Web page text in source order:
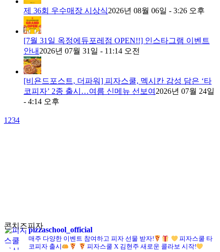
제 36회 우수매장 시상식2026년 08월 06일 - 3:26 오후
[7월 31일 옥정에듀포레점 OPEN!!] 인스타그램 이벤트
안내 2026년 07월 31일 - 11:14 오전
[비욘드포스트, 더파워] 피자스쿨, 멕시칸 감성 담은 ‘타
코피자’ 2종 출시…여름 신메뉴 선보여 2026년 07월 24일
- 4:14 오후
1 234
콘치즈피자pizzaschool_official
매주 다양한 이벤트 참여하고 피자 선물 받자!
피자스쿨 타
코피자 출시
피자스쿨 X 김현주 새로운 콜라보 시작!